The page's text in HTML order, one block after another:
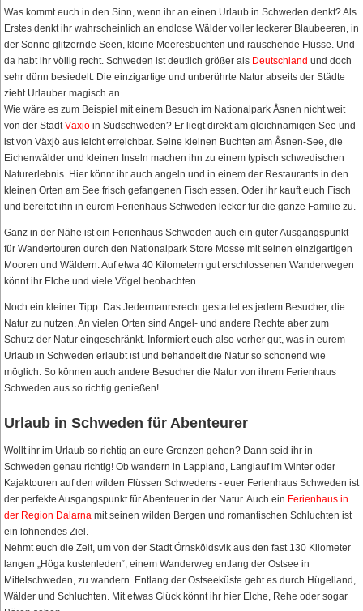
Was kommt euch in den Sinn, wenn ihr an einen Urlaub in Schweden denkt? Als
Erstes denkt ihr wahrscheinlich an endlose Wälder voller leckerer Blaubeeren, in
der Sonne glitzernde Seen, kleine Meeresbuchten und rauschende Flüsse. Und
da habt ihr völlig recht. Schweden ist deutlich größer als Deutschland und doch
sehr dünn besiedelt. Die einzigartige und unberührte Natur abseits der Städte
zieht Urlauber magisch an.
Wie wäre es zum Beispiel mit einem Besuch im Nationalpark Åsnen nicht weit
von der StadtVäxjö in Südschweden? Er liegt direkt am gleichnamigen See und
ist von Växjö aus leicht erreichbar. Seine kleinen Buchten am Åsnen-See, die
Eichenwälder und kleinen Inseln machen ihn zu einem typisch schwedischen
Naturerlebnis. Hier könnt ihr auch angeln und in einem der Restaurants in den
kleinen Orten am See frisch gefangenen Fisch essen. Oder ihr kauft euch Fisch
und bereitet ihn in eurem Ferienhaus Schweden lecker für die ganze Familie zu.
Ganz in der Nähe ist ein Ferienhaus Schweden auch ein guter Ausgangspunkt
für Wandertouren durch den Nationalpark Store Mosse mit seinen einzigartigen
Mooren und Wäldern. Auf etwa 40 Kilometern gut erschlossenen Wanderwegen
könnt ihr Elche und viele Vögel beobachten.
Noch ein kleiner Tipp: Das Jedermannsrecht gestattet es jedem Besucher, die
Natur zu nutzen. An vielen Orten sind Angel- und andere Rechte aber zum
Schutz der Natur eingeschränkt. Informiert euch also vorher gut, was in eurem
Urlaub in Schweden erlaubt ist und behandelt die Natur so schonend wie
möglich. So können auch andere Besucher die Natur von ihrem Ferienhaus
Schweden aus so richtig genießen!
Urlaub in Schweden für Abenteurer
Wollt ihr im Urlaub so richtig an eure Grenzen gehen? Dann seid ihr in
Schweden genau richtig! Ob wandern in Lappland, Langlauf im Winter oder
Kajaktouren auf den wilden Flüssen Schwedens - euer Ferienhaus Schweden ist
der perfekte Ausgangspunkt für Abenteuer in der Natur. Auch ein Ferienhaus in
der Region Dalarna mit seinen wilden Bergen und romantischen Schluchten ist
ein lohnendes Ziel.
Nehmt euch die Zeit, um von der Stadt Örnsköldsvik aus den fast 130 Kilometer
langen „Höga kustenleden“, einem Wanderweg entlang der Ostsee in
Mittelschweden, zu wandern. Entlang der Ostseeküste geht es durch Hügelland,
Wälder und Schluchten. Mit etwas Glück könnt ihr hier Elche, Rehe oder sogar